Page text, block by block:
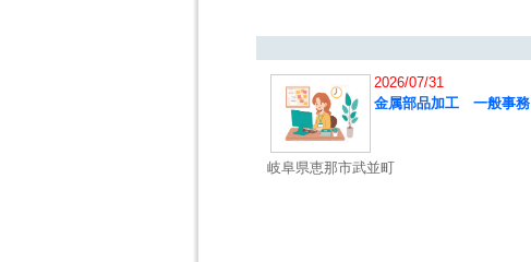
2026/07/31
金属部品加工 一般事務
岐阜県恵那市武並町